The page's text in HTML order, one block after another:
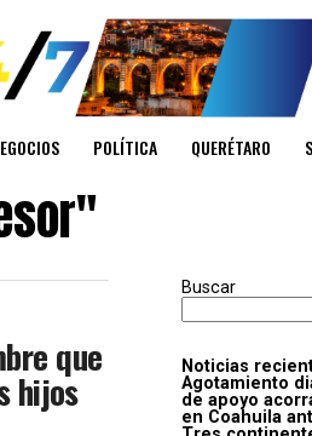
POLÍTICA QUERÉTARO
que
hijos
Buscar
Noticias
Agotamiento
de apoyo
en Coahuila